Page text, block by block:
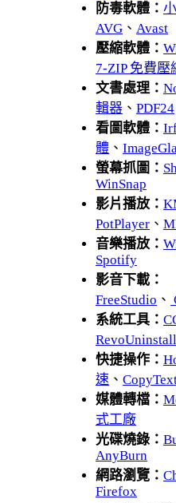
防毒軟體：
AVG 、 Avast
壓縮軟體：
7-ZIP 免費壓
文書處理：
輯器 、 PDF24
看圖軟體：
體 、
螢幕抓圖：
WinSnap
影片播放：
PotPlayer 、
音樂播放：
Spotify
影音下載：
FreeStudio 、
系統工具：
快捷操作：
速 、
媒體轉檔：
式工廠
光碟燒錄：
AnyBurn
網路瀏覽：
Firefox